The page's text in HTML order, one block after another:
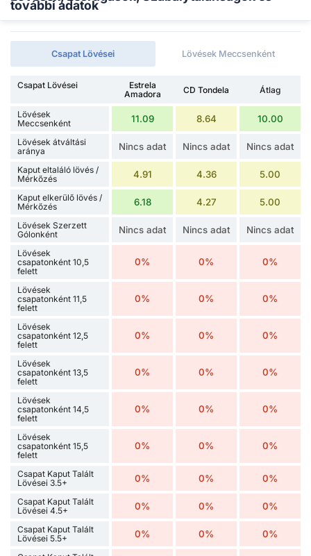
további adatok
Csapat Lövései Lövések Meccsenként
Csapat Lövései
Estrela
Amadora
CD Tondela Átlag
Lövések
Meccsenként
11.09 8.64 10.00
Lövések átváltási
aránya
Nincs adat Nincs adat Nincs adat
Kaput eltaláló lövés /
Mérkőzés
4.91 4.36 5.00
Kaput elkerülő lövés /
Mérkőzés
6.18 4.27 5.00
Lövések Szerzett
Gólonként
Nincs adat Nincs adat Nincs adat
Lövések
csapatonként 10,5
felett
0% 0% 0%
Lövések
csapatonként 11,5
felett
0% 0% 0%
Lövések
csapatonként 12,5
felett
0% 0% 0%
Lövések
csapatonként 13,5
felett
0% 0% 0%
Lövések
csapatonként 14,5
felett
0% 0% 0%
Lövések
csapatonként 15,5
felett
0% 0% 0%
Csapat Kaput Talált
Lövései 3.5+
0% 0% 0%
Csapat Kaput Talált
Lövései 4.5+
0% 0% 0%
Csapat Kaput Talált
Lövései 5.5+
0% 0% 0%